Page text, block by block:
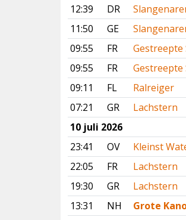
12:39
DR
11:50
GE
09:55
FR
09:55
FR
09:11
FL
Ralreiger
07:21
GR
Lachstern
10 juli 2026
23:41
OV
Kleinst
22:05
FR
Lachstern
19:30
GR
Lachstern
13:31
NH
Grote